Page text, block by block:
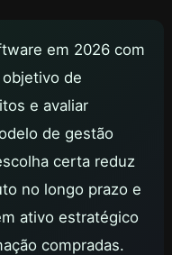
em 2026 com
de
e avaliar
de gestão
certa reduz
no longo prazo e
ativo estratégico
compradas.